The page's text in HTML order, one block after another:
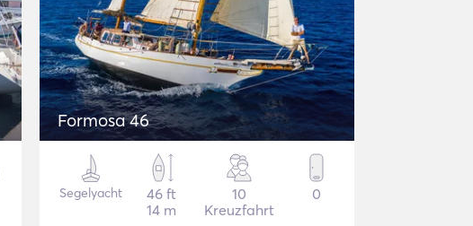
Formosa 46
Segelyacht
46 ft
14 m
10
Kreuzfahrt
0